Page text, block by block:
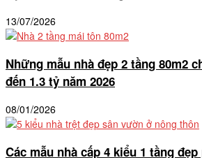
13/07/2026
Những mẫu nhà đẹp 2 tầng 80m2
đến 1.3 tỷ năm 2026
08/01/2026
Các mẫu nhà cấp 4 kiểu 1 tầng